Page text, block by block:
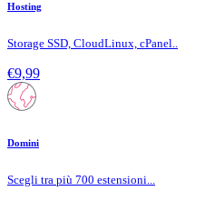
Hosting
Storage SSD, CloudLinux, cPanel..
€9,99
Domini
Scegli tra più 700 estensioni...